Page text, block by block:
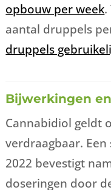
opbouw per week.
aantal druppels
druppels
Bijwerkingen
Cannabidiol geldt
verdraagbaar.
2022 bevestigt
doseringen door